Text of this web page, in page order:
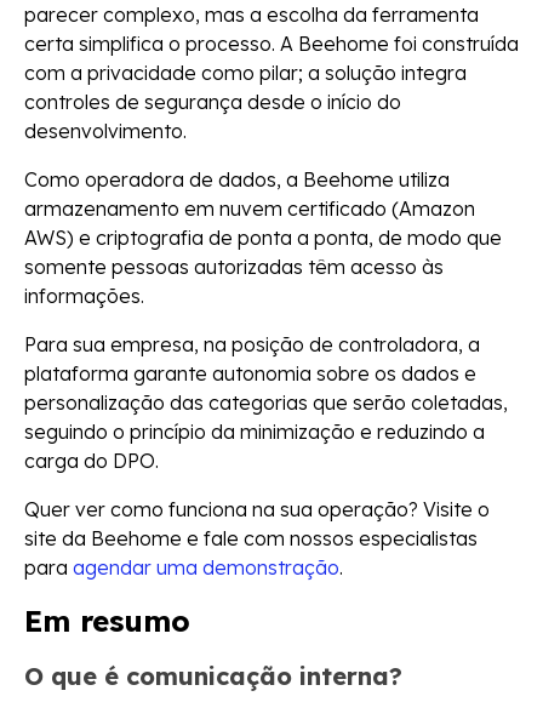
parecer complexo, mas a escolha da ferramenta
certa simplifica o processo. A Beehome foi construída
com a privacidade como pilar; a solução integra
controles de segurança desde o início do
desenvolvimento.
Como operadora de dados, a Beehome utiliza
armazenamento em nuvem certificado (Amazon
AWS) e criptografia de ponta a ponta, de modo que
somente pessoas autorizadas têm acesso às
informações.
Para sua empresa, na posição de controladora, a
plataforma garante autonomia sobre os dados e
personalização das categorias que serão coletadas,
seguindo o princípio da minimização e reduzindo a
carga do DPO.
Quer ver como funciona na sua operação? Visite o
site da Beehome e fale com nossos especialistas
para agendar uma demonstração.
Em resumo
O que é comunicação interna?